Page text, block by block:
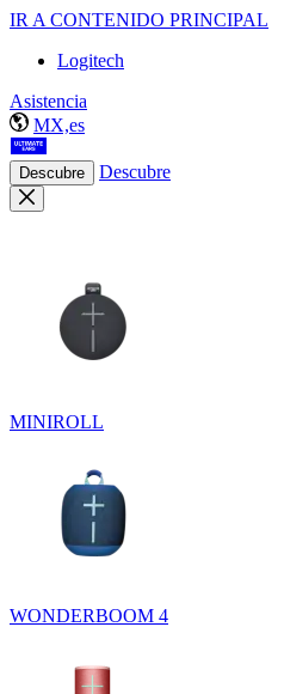
IR A CONTENIDO PRINCIPAL
Logitech
Asistencia
MX,es
Descubre Descubre
MINIROLL
WONDERBOOM 4